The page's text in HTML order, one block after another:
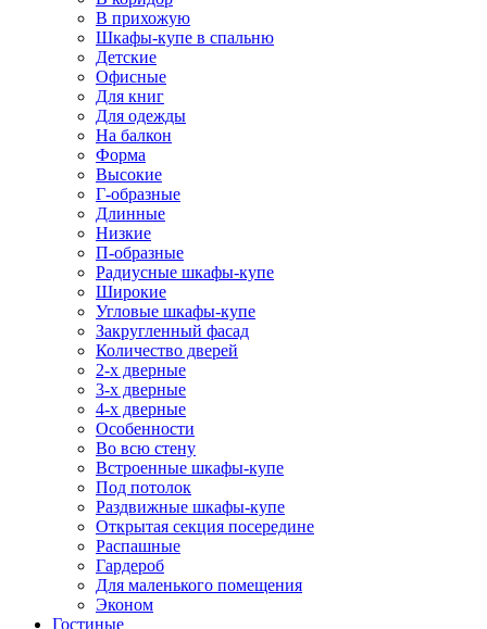
В прихожую
Шкафы-купе в спальню
Детские
Офисные
Для книг
Для одежды
На балкон
Форма
Высокие
Г-образные
Длинные
Низкие
П-образные
Радиусные шкафы-купе
Широкие
Угловые шкафы-купе
Закругленный фасад
Количество дверей
2-х дверные
3-х дверные
4-х дверные
Особенности
Во всю стену
Встроенные шкафы-купе
Под потолок
Раздвижные шкафы-купе
Открытая секция посередине
Распашные
Гардероб
Для маленького помещения
Эконом
Гостиные